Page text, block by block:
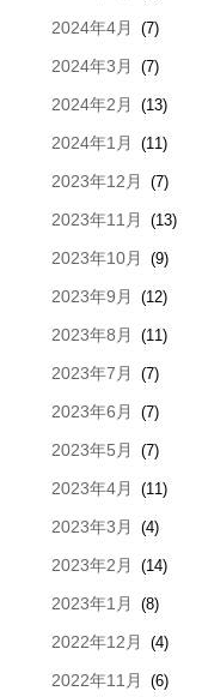
2024年4月 (7)
2024年3月 (7)
2024年2月 (13)
2024年1月 (11)
2023年12月 (7)
2023年11月 (13)
2023年10月 (9)
2023年9月 (12)
2023年8月 (11)
2023年7月 (7)
2023年6月 (7)
2023年5月 (7)
2023年4月 (11)
2023年3月 (4)
2023年2月 (14)
2023年1月 (8)
2022年12月 (4)
2022年11月 (6)